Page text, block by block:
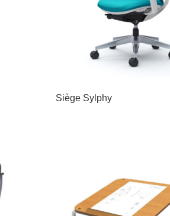
Siège Sylphy